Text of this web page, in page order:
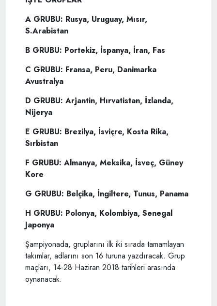
A GRUBU: Rusya, Uruguay, Mısır,
S.Arabistan
B GRUBU: Portekiz, İspanya, İran, Fas
C GRUBU: Fransa, Peru, Danimarka
Avustralya
D GRUBU: Arjantin, Hırvatistan, İzlanda,
Nijerya
E GRUBU: Brezilya, İsviçre, Kosta Rika,
Sırbistan
F GRUBU: Almanya, Meksika, İsveç, Güney
Kore
G GRUBU: Belçika, İngiltere, Tunus, Panama
H GRUBU: Polonya, Kolombiya, Senegal
Japonya
Şampiyonada, gruplarını ilk iki sırada tamamlayan
takımlar, adlarını son 16 turuna yazdıracak. Grup
maçları, 14-28 Haziran 2018 tarihleri arasında
oynanacak.